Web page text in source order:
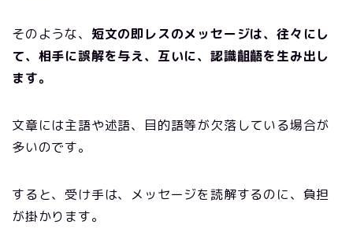
そのような、 短文の即レスのメッセージは、往々にし
て、相手に誤解を与え、互いに、認識齟齬を生み出し
ます。
文章には主語や述語、目的語等が欠落している場合が
多いのです。
すると、受け手は、メッセージを読解するのに、負担
が掛かります。